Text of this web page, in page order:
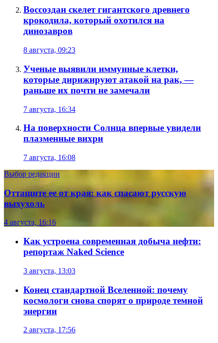
Воссоздан скелет гигантского древнего
крокодила, который охотился на
динозавров
8 августа, 09:23
Ученые выявили иммунные клетки,
которые дирижируют атакой на рак, —
раньше их почти не замечали
7 августа, 16:34
На поверхности Солнца впервые увидели
плазменные вихри
7 августа, 16:08
Выбор редакции
Оттащите ее от края: как спасают русскую
выхухоль
4 августа, 16:16
Как устроена современная добыча нефти:
репортаж Naked Science
3 августа, 13:03
Конец стандартной Вселенной: почему
космологи снова спорят о природе темной
энергии
2 августа, 17:56